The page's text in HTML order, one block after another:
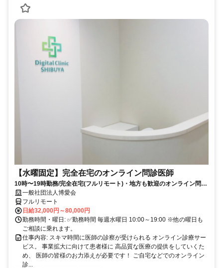
【水曜固定】完全在宅のオンライン問診医師
10時〜19時勤務/完全在宅(フルリモート)・地方も歓迎のオンライン問診
業務一般社団法人博愛会
フルリモート
日給32,000円～80,000円
勤務時間・曜日: ✅勤務時間 毎週水曜日 10:00～19:00 ※他の曜日も
ご相談に乗れます。
仕事内容: スキマ時間に医師の診察が受けられる オンライン診療サー
ビス。 事業拡大に向けて患者様に 高品質な医療の提供をしていくた
め、 医師の皆様のお力添えが必要です！ ご自宅などでのオンライン
診...